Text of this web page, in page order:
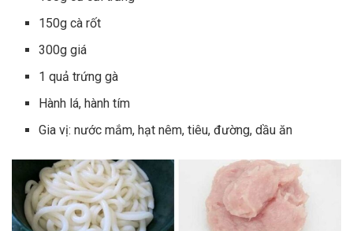
150g cà rốt
300g giá
1 quả trứng gà
Hành lá, hành tím
Gia vị: nước mắm, hạt nêm, tiêu, đường, dầu ăn